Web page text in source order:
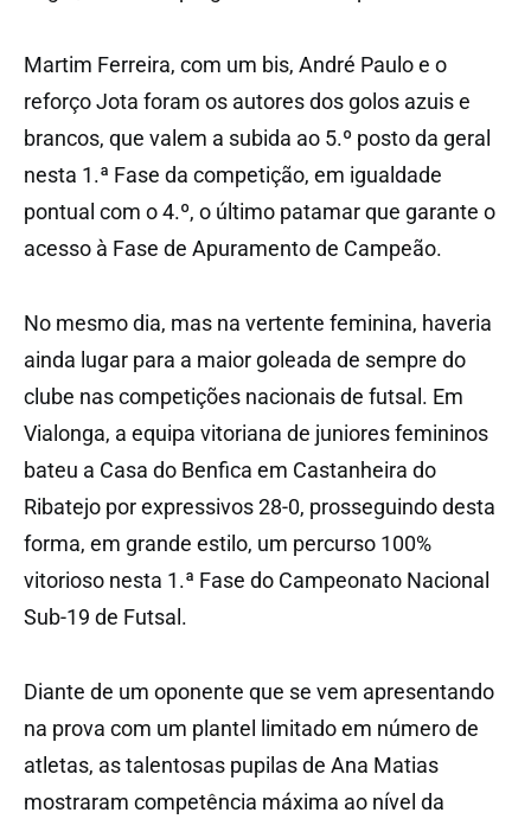
Martim Ferreira, com um bis, André Paulo e o
reforço Jota foram os autores dos golos azuis e
brancos, que valem a subida ao 5.º posto da geral
nesta 1.ª Fase da competição, em igualdade
pontual com o 4.º, o último patamar que garante o
acesso à Fase de Apuramento de Campeão.
No mesmo dia, mas na vertente feminina, haveria
ainda lugar para a maior goleada de sempre do
clube nas competições nacionais de futsal. Em
Vialonga, a equipa vitoriana de juniores femininos
bateu a Casa do Benfica em Castanheira do
Ribatejo por expressivos 28-0, prosseguindo desta
forma, em grande estilo, um percurso 100%
vitorioso nesta 1.ª Fase do Campeonato Nacional
Sub-19 de Futsal.
Diante de um oponente que se vem apresentando
na prova com um plantel limitado em número de
atletas, as talentosas pupilas de Ana Matias
mostraram competência máxima ao nível da